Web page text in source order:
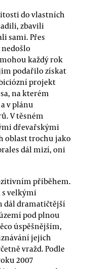
do vlastních
zbavili
sami. Přes
každý rok
podařilo získat
projekt
na kterém
v plánu
V těsném
dřevařskými
oblast trochu jako
dál mizí, oni
příběhem.
s velkými
dál dramatičtější
pod plnou
úspěšnějším,
jejich
vražd. Podle
2007